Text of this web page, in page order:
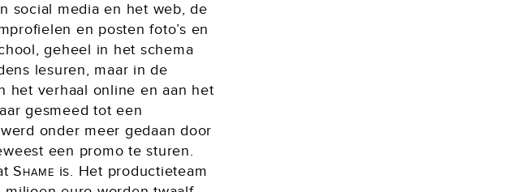
social media en het web, de
en posten foto’s en
geheel in het schema
lesuren, maar in de
het verhaal online en aan het
gesmeed tot een
onder meer gedaan door
een promo te sturen.
Shame is. Het productieteam